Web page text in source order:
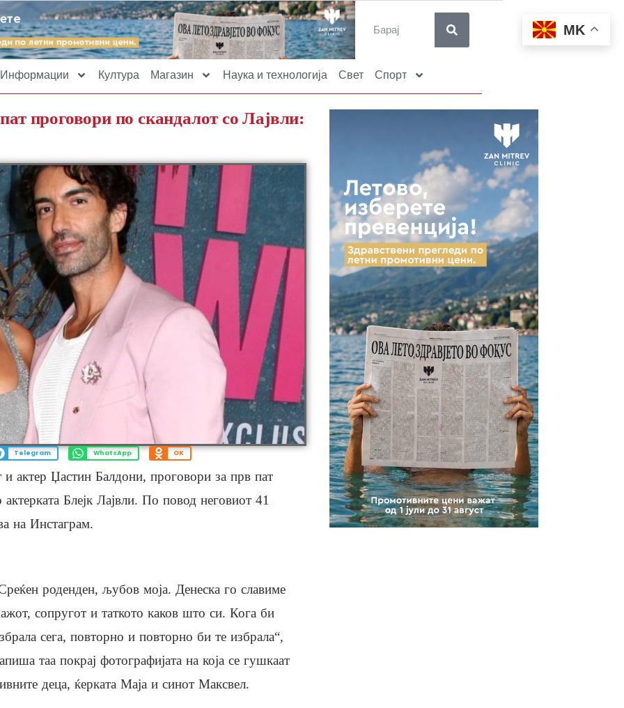
Информации Култура Магазин Наука и технологија Свет Спорт
проговори по скандалот со Лајвли:
Telegram WhatsApp OK
актер Џастин Балдони, проговори за прв пат
Блејк Лајвли. По повод неговиот 41
на Инстаграм.
роденден, љубов моја. Денеска го славиме
сопругот и таткото каков што си. Кога би
сега, повторно и повторно би те избрала“,
таа покрај фотографијата на која се гушкаат
деца, ќерката Маја и синот Максвел.
MK